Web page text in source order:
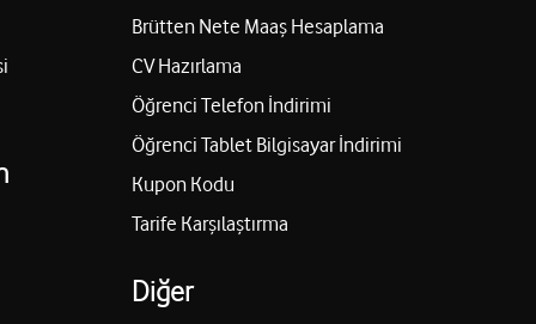
No:12 Hendek-Sakarya Hendek/Sakarya
Brütten Nete Maaş Hesaplama
CV Hazırlama
Öğrenci Telefon İndirimi
Öğrenci Tablet Bilgisayar İndirimi
Kupon Kodu
Tarife Karşılaştırma
Diğer